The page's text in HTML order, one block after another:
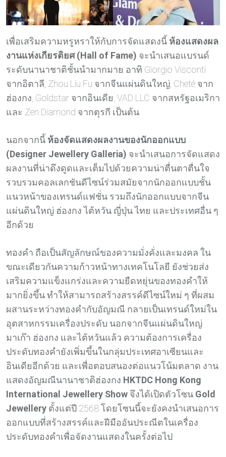
เพื่อเสริมความหรูหราให้กับการจัดแสดงนี้ ห้องแสดงผล
งานแห่งเกียรติยศ(Hall of Fame) จะนำเสนอแบรนด์
ระดับนานาชาติชั้นนำมากมาย อาทิ Giorgio Visconti
จากอิตาลี, Zhou Liu Fu จากจีนแผ่นดินใหญ่, Cheté จาก
ฮ่องกง, Goldstar จากอินเดีย, VAD LLC จากสหรัฐอเมริกา
และ Zen Diamond จากตุรกี เป็นต้น
นอกจากนี้ ห้องจัดแสดงผลงานของนักออกแบบ
(Designer Jewellery Galleria) จะนำเสนอการจัดแสดง
ผลงานที่น่าดึงดูดและเต็มไปด้วยความน่าตื่นตาตื่นใจ
รวบรวมคอลเลกชันดีไซน์ร่วมสมัยจากนักออกแบบชั้น
แนวหน้าของเทรนด์แฟชั่น รวมถึงนักออกแบบจากจีน
แผ่นดินใหญ่ ฮ่องกง ไต้หวัน ญี่ปุ่น ไทย และประเทศอื่น ๆ
อีกด้วย
ทองคำ ถือเป็นสัญลักษณ์ของความมั่งคั่งและมงคล ใน
ขณะเดียวกันความก้าวหน้าทางเทคโนโลยี ยังช่วยส่ง
เสริมความแข็งแกร่งและความยืดหยุ่นของทองคำให้
มากยิ่งขึ้น ทำให้สามารถสร้างสรรค์ดีไซน์ใหม่ ๆ ที่ผสม
ผสานระหว่างทองคำกับอัญมณี กลายเป็นเทรนด์ใหม่ใน
อุตสาหกรรมเครื่องประดับ นอกจากจีนแผ่นดินใหญ่
มาเก๊า ฮ่องกง และไต้หวันแล้ว ความต้องการเครื่อง
ประดับทองคำยังเพิ่มขึ้นในกลุ่มประเทศอาเซียนและ
อินเดียอีกด้วย และเพื่อตอบสนองต่อแนวโน้มตลาด งาน
แสดงอัญมณีนานาชาติฮ่องกง HKTDC Hong Kong
International Jewellery Show จึงได้เปิดตัวโซน Gold
Jewellery ตั้งแต่ปี 2568 โดยโซนนี้จะยังคงนำเสนอการ
ออกแบบที่สร้างสรรค์และฝีมืออันประณีตในเครื่อง
ประดับทองคำเพื่อจัดงานแสดงในครั้งต่อไป